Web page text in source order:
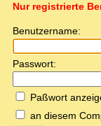
Nur registrierte
Benutzername:
Passwort:
Paßwort
an diesem